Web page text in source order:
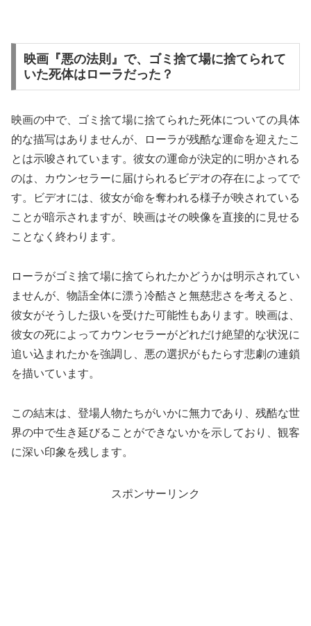
映画『悪の法則』で、ゴミ捨て場に捨てられて
いた死体はローラだった？
映画の中で、ゴミ捨て場に捨てられた死体についての具体
的な描写はありませんが、ローラが残酷な運命を迎えたこ
とは示唆されています。彼女の運命が決定的に明かされる
のは、カウンセラーに届けられるビデオの存在によってで
す。ビデオには、彼女が命を奪われる様子が映されている
ことが暗示されますが、映画はその映像を直接的に見せる
ことなく終わります。
ローラがゴミ捨て場に捨てられたかどうかは明示されてい
ませんが、物語全体に漂う冷酷さと無慈悲さを考えると、
彼女がそうした扱いを受けた可能性もあります。映画は、
彼女の死によってカウンセラーがどれだけ絶望的な状況に
追い込まれたかを強調し、悪の選択がもたらす悲劇の連鎖
を描いています。
この結末は、登場人物たちがいかに無力であり、残酷な世
界の中で生き延びることができないかを示しており、観客
に深い印象を残します。
スポンサーリンク